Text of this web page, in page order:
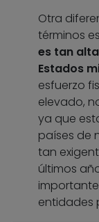
Otra
términos
es tan
Estados
esfuerzo
elevado,
ya que
países de
tan
últimos
entidades